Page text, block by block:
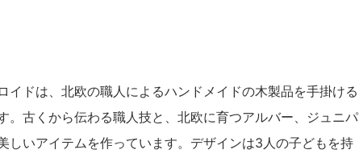
イドは、北欧の職人によるハンドメイドの木製品を手掛ける
。古くから伝わる職人技と、北欧に育つアルバー、ジュニパ
しいアイテムを作っています。デザインは3人の子どもを持